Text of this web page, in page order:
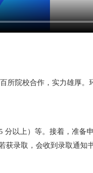
院校合作，实力雄厚
以上）等。接着，准备
录取，会收到录取通